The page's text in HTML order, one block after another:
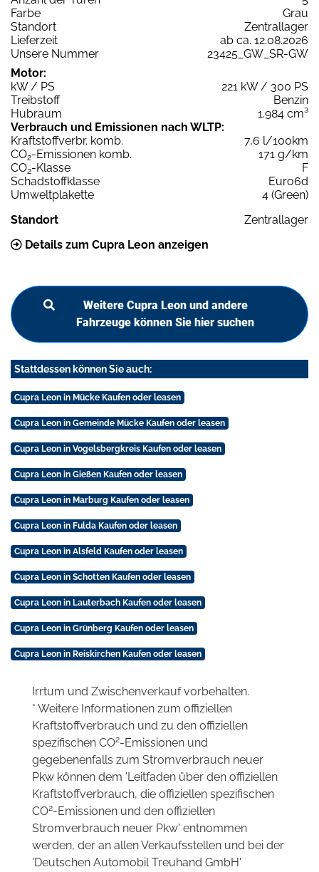
Farbe
Grau
Standort
Zentrallager
Lieferzeit
ab ca. 12.08.2026
Unsere Nummer
23425_GW_SR-GW
Motor:
kW / PS
221 kW / 300 PS
Treibstoff
Benzin
Hubraum
1.984 cm³
Verbrauch und Emissionen nach WLTP:
Kraftstoffverbr. komb.
7,6 l/100km
CO2-Emissionen komb.
171 g/km
CO2-Klasse
F
Schadstoffklasse
Euro6d
Umweltplakette
4 (Green)
Standort
Zentrallager
Details zum Cupra Leon anzeigen
Weitere Cupra Leon und andere
Fahrzeuge können Sie hier suchen
Stattdessen können Sie auch:
Cupra Leon in Mücke Kaufen oder leasen
Cupra Leon in Gemeinde Mücke Kaufen oder leasen
Cupra Leon in Vogelsbergkreis Kaufen oder leasen
Cupra Leon in Gießen Kaufen oder leasen
Cupra Leon in Marburg Kaufen oder leasen
Cupra Leon in Fulda Kaufen oder leasen
Cupra Leon in Alsfeld Kaufen oder leasen
Cupra Leon in Schotten Kaufen oder leasen
Cupra Leon in Lauterbach Kaufen oder leasen
Cupra Leon in Grünberg Kaufen oder leasen
Cupra Leon in Reiskirchen Kaufen oder leasen
Irrtum und Zwischenverkauf vorbehalten.
* Weitere Informationen zum offiziellen
Kraftstoffverbrauch und zu den offiziellen
spezifischen CO2-Emissionen und
gegebenenfalls zum Stromverbrauch neuer
Pkw können dem 'Leitfaden über den offiziellen
Kraftstoffverbrauch, die offiziellen spezifischen
CO2-Emissionen und den offiziellen
Stromverbrauch neuer Pkw' entnommen
werden, der an allen Verkaufsstellen und bei der
'Deutschen Automobil Treuhand GmbH'